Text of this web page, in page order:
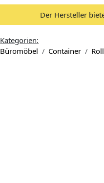
Der Hersteller
Kategorien:
Büromöbel
Container